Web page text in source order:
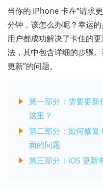
当你的 iPhone 卡在“请求
分钟，该怎么办呢？幸运
用户都成功解决了卡住的
法，其中包含详细的步骤
更新”的问题。
第一部分：需要更
这里？
第二部分：如何修复
面的问题
第三部分：iOS 更新